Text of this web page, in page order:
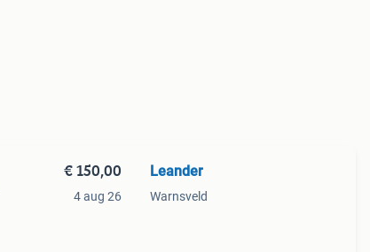
€ 150,00
4 aug 26
Leander
Warnsveld